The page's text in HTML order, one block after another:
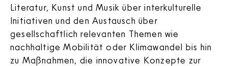
Literatur, Kunst und Musik über interkulturelle
Initiativen und den Austausch über
gesellschaftlich relevanten Themen wie
nachhaltige Mobilität oder Klimawandel bis hin
zu Maßnahmen, die innovative Konzepte zur